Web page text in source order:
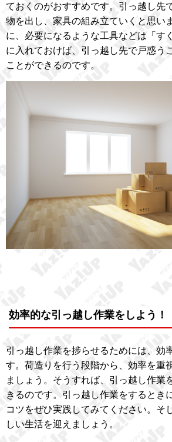
ておくのがおすすめです。引っ越し先
物を出し、家具の組み立ていくと思い
に、必要になるような工具などは「す
に入れておけば、引っ越し先で戸惑う
ことができるのです。
効率的な引っ越し作業をしよう！
引っ越し作業を捗らせるためには、効
す。荷造りを行う段階から、効率を重
ましょう。そうすれば、引っ越し作業
きるのです。引っ越し作業をするとき
コツをぜひ実践してみてください。そ
しい生活を迎えましょう。